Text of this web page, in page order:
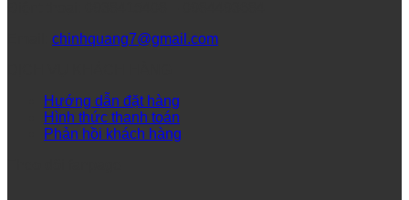
chinhquang7@gmail.com
Hướng dẫn đặt hàng
Hình thức thanh toán
Phản hồi khách hàng